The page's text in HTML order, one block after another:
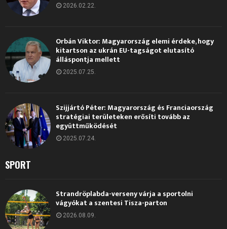
2026.02.22.
Orbán Viktor: Magyarország elemi érdeke, hogy
kitartson az ukrán EU-tagságot elutasító
álláspontja mellett
2025.07.25.
Szijjártó Péter: Magyarország és Franciaország
stratégiai területeken erősíti tovább az
együttműködését
2025.07.24.
SPORT
Strandröplabda-verseny várja a sportolni
vágyókat a szentesi Tisza-parton
2026.08.09.